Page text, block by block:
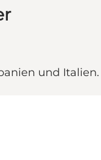
und Italien.